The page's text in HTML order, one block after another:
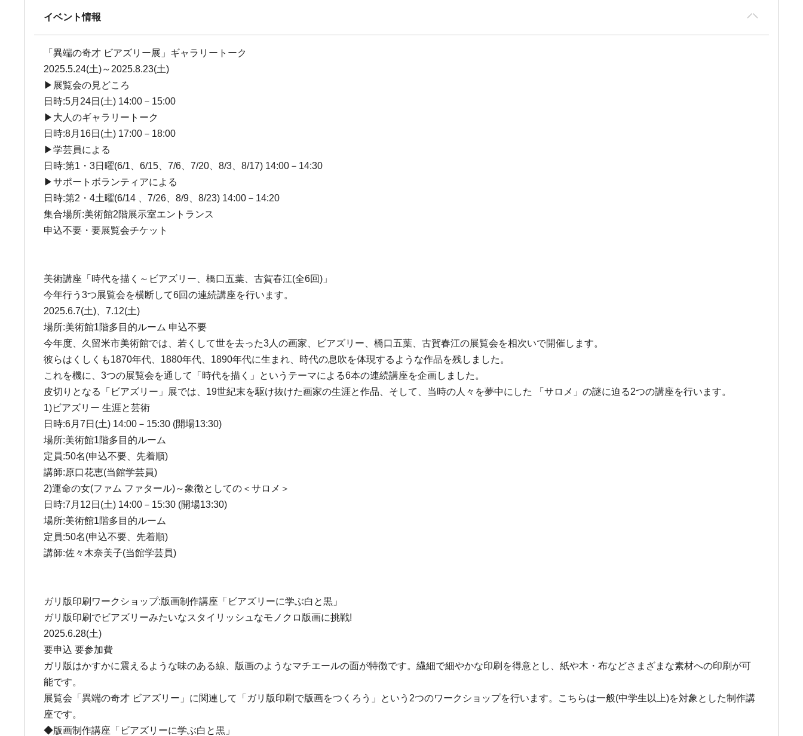
イベント情報
「異端の奇才 ビアズリー展」ギャラリートーク
2025.5.24(土)～2025.8.23(土)
▶展覧会の見どころ
日時:5月24日(土) 14:00－15:00
▶大人のギャラリートーク
日時:8月16日(土) 17:00－18:00
▶学芸員による
日時:第1・3日曜(6/1、6/15、7/6、7/20、8/3、8/17) 14:00－14:30
▶サポートボランティアによる
日時:第2・4土曜(6/14 、7/26、8/9、8/23) 14:00－14:20
集合場所:美術館2階展示室エントランス
申込不要・要展覧会チケット
美術講座「時代を描く～ビアズリー、橋口五葉、古賀春江(全6回)」
今年行う3つ展覧会を横断して6回の連続講座を行います。
2025.6.7(土)、7.12(土)
場所:美術館1階多目的ルーム 申込不要
今年度、久留米市美術館では、若くして世を去った3人の画家、ビアズリー、橋口五葉、古賀春江の展覧会を相次いで開催します。
彼らはくしくも1870年代、1880年代、1890年代に生まれ、時代の息吹を体現するような作品を残しました。
これを機に、3つの展覧会を通して「時代を描く」というテーマによる6本の連続講座を企画しました。
皮切りとなる「ビアズリー」展では、19世紀末を駆け抜けた画家の生涯と作品、そして、当時の人々を夢中にした 「サロメ」の謎に迫る2つの講座を行います。
1)ビアズリー 生涯と芸術
日時:6月7日(土) 14:00－15:30 (開場13:30)
場所:美術館1階多目的ルーム
定員:50名(申込不要、先着順)
講師:原口花恵(当館学芸員)
2)運命の女(ファム ファタール)～象徴としての＜サロメ＞
日時:7月12日(土) 14:00－15:30 (開場13:30)
場所:美術館1階多目的ルーム
定員:50名(申込不要、先着順)
講師:佐々木奈美子(当館学芸員)
ガリ版印刷ワークショップ:版画制作講座「ビアズリーに学ぶ白と黒」
ガリ版印刷でビアズリーみたいなスタイリッシュなモノクロ版画に挑戦!
2025.6.28(土)
要申込 要参加費
ガリ版はかすかに震えるような味のある線、版画のようなマチエールの面が特徴です。繊細で細やかな印刷を得意とし、紙や木・布などさまざまな素材への印刷が可
能です。
展覧会「異端の奇才 ビアズリー」に関連して「ガリ版印刷で版画をつくろう」という2つのワークショップを行います。こちらは一般(中学生以上)を対象とした制作講
座です。
◆版画制作講座「ビアズリーに学ぶ白と黒」